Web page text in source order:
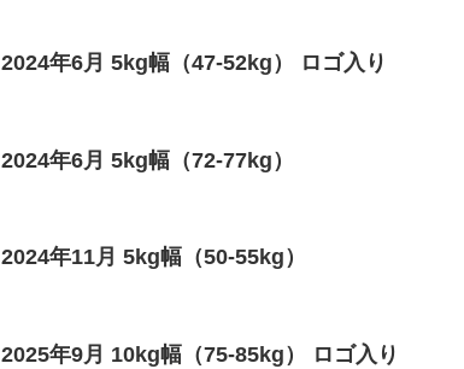
2024年6月 5kg幅（47-52kg） ロゴ入り
2024年6月 5kg幅（72-77kg）
2024年11月 5kg幅（50-55kg）
2025年9月 10kg幅（75-85kg） ロゴ入り